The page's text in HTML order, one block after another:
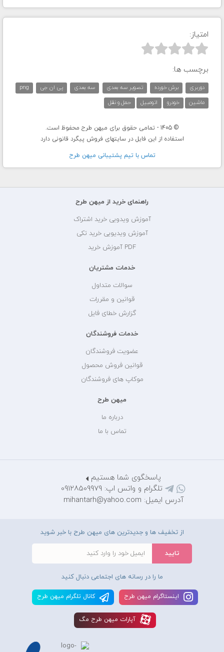
امتیاز:



برچسب ها:
دوربری برش خورده تصویر سه بعدی سه بعدی پی ان جی
png
ماشین
خودرو اتومبیل حمل و نقل
© 1405 - تمامی حقوق برای میهن طرح محفوظ است.
استفاده از این فایل در سایتهای فروش پیگرد قانونی دارد
تماس با تيم پشتيبانی ميهن طرح
راهنمای خرید از میهن طرح
آموزش ویدویی خرید اشتراک
آموزش ویدیویی خرید تکی
PDF آموزش خرید
خدمات مشتریان
سوالات متداول
قوانین و مقررات
گزارش خطای فایل
خدمات فروشندگان
عضویت فروشندگان
قوانین فروش محصول
موکاپ های فروشندگان
میهن طرح
درباره ما
تماس با ما
پاسخگوی شما هستیم
تلگرام و واتس اپ: 09128509979
آدرس ایمیل: mihantarh@yahoo.com
از تخفیف ها و جدیدترین های میهن طرح با خبر شوید
ما را در رسانه های اجتماعی دنبال کنید
اينستاگرام ميهن طرح کانال تلگرام ميهن طرح
آپارات ميهن طرح مگ